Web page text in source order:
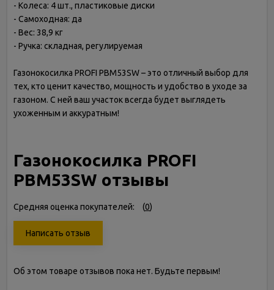
- Колеса: 4 шт., пластиковые диски
- Самоходная: да
- Вес: 38,9 кг
- Ручка: складная, регулируемая
Газонокосилка PROFI PBM53SW – это отличный выбор для
тех, кто ценит качество, мощность и удобство в уходе за
газоном. С ней ваш участок всегда будет выглядеть
ухоженным и аккуратным!
Газонокосилка PROFI
PBM53SW отзывы
Средняя оценка покупателей: (0)
Написать отзыв
Об этом товаре отзывов пока нет. Будьте первым!